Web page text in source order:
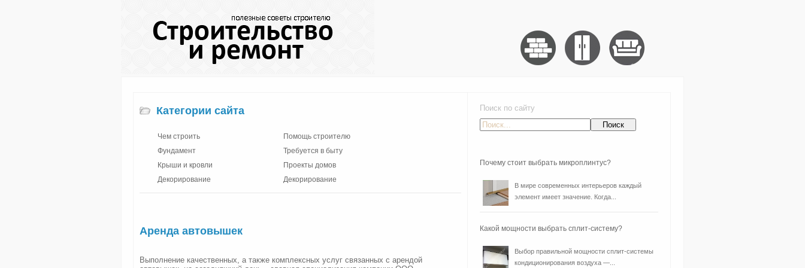
Категории сайта
Чем строить
Фундамент
Крыши и кровли
Декорирование
Помощь строителю
Требуется в быту
Проекты домов
Декорирование
Аренда автовышек
Выполнение качественных, а также комплексных услуг связанных с арендой
Поиск по сайту
Почему стоит выбрать микроплинтус?
В мире современных интерьеров каждый
элемент имеет значение. Когда...
Какой мощности выбрать сплит-систему?
Выбор правильной мощности сплит-системы
кондиционирования воздуха —...